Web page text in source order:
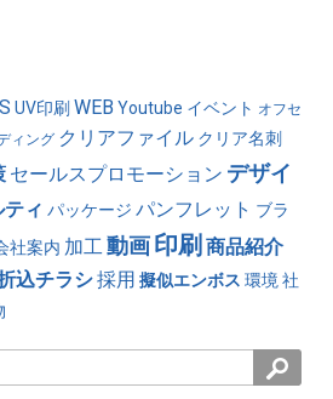
UV印刷 WEB Youtube イベント オフセ
ィング クリアファイル クリア名刺
セールスプロモーション デザイ
ティ パッケージ パンフレット ブラ
社案内 加工動画印刷 商品紹介
込チラシ採用 擬似エンボス 環境 社